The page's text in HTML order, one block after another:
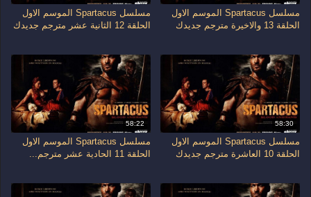
مسلسل Spartacus الموسم الاول
الحلقة 13 والاخيرة مترجم جديدك
مسلسل Spartacus الموسم الاول
الحلقة 12 الثانية عشر مترجم جديدك
58:30
مسلسل Spartacus الموسم الاول
الحلقة 10 العاشرة مترجم جديدك
58:22
مسلسل Spartacus الموسم الاول
الحلقة 11 الحادية عشر مترجم...